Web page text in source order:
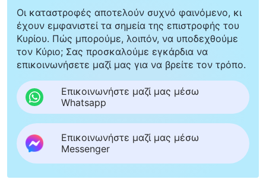
Οι καταστροφές αποτελούν συχνό φαινόμενο, κι
έχουν εμφανιστεί τα σημεία της επιστροφής του
Κυρίου. Πώς μπορούμε, λοιπόν, να υποδεχθούμε
τον Κύριο; Σας προσκαλούμε εγκάρδια να
επικοινωνήσετε μαζί μας για να βρείτε τον τρόπο.
Επικοινωνήστε μαζί μας μέσω
Whatsapp
Επικοινωνήστε μαζί μας μέσω
Messenger